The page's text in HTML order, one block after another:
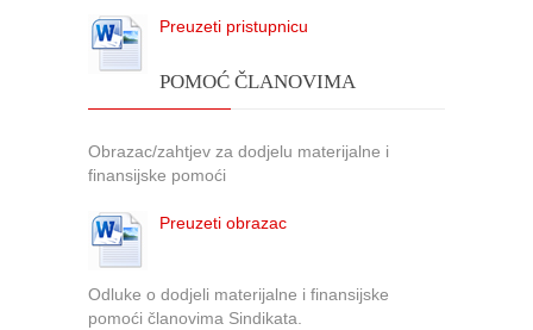
Preuzeti pristupnicu
POMOĆ ČLANOVIMA
Obrazac/zahtjev za dodjelu materijalne i
finansijske pomoći
Preuzeti obrazac
Odluke o dodjeli materijalne i finansijske
pomoći članovima Sindikata.